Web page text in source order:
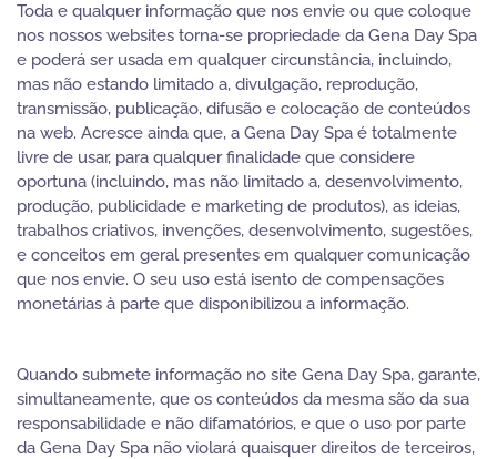
Toda e qualquer informação que nos envie ou que coloque
nos nossos websites torna-se propriedade da Gena Day Spa
e poderá ser usada em qualquer circunstância, incluindo,
mas não estando limitado a, divulgação, reprodução,
transmissão, publicação, difusão e colocação de conteúdos
na web. Acresce ainda que, a Gena Day Spa é totalmente
livre de usar, para qualquer finalidade que considere
oportuna (incluindo, mas não limitado a, desenvolvimento,
produção, publicidade e marketing de produtos), as ideias,
trabalhos criativos, invenções, desenvolvimento, sugestões,
e conceitos em geral presentes em qualquer comunicação
que nos envie. O seu uso está isento de compensações
monetárias à parte que disponibilizou a informação.
Quando submete informação no site Gena Day Spa, garante,
simultaneamente, que os conteúdos da mesma são da sua
responsabilidade e não difamatórios, e que o uso por parte
da Gena Day Spa não violará quaisquer direitos de terceiros,